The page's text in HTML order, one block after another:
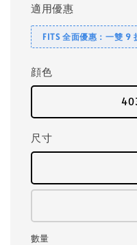
適用優惠
FITS 全面優惠：一雙 9
顔色
尺寸
數量